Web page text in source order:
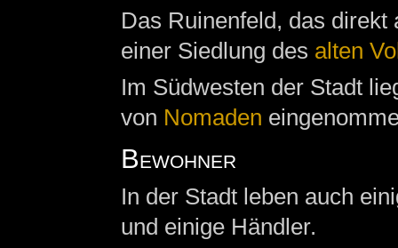
Das Ruinenfeld, das
einer Siedlung des alten
Im Südwesten der Stadt
von Nomaden
Bewohner
In der Stadt leben auch
und einige Händler.